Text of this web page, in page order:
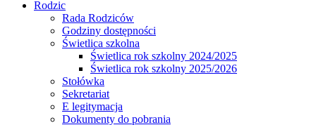
Rodzic
Rada Rodziców
Godziny dostępności
Świetlica szkolna
Świetlica rok szkolny 2024/2025
Świetlica rok szkolny 2025/2026
Stołówka
Sekretariat
E legitymacja
Dokumenty do pobrania